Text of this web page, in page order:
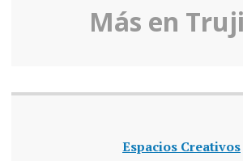
Más en Truj
Espacios Creativos